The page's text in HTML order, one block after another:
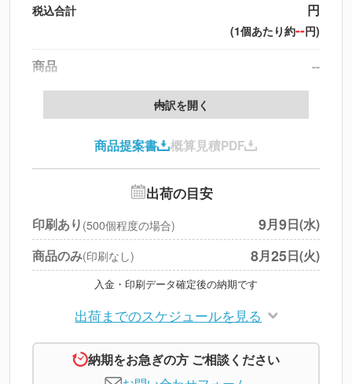
税込合計 円
(1個あたり約--円)
商品
--
製版代
印刷代
北海道・沖縄・離島 別途
円
※上記小計は税別です
内訳を開く
商品提案書 概算見積PDF
出荷の目安
印刷あり (500個程度の場合) 9月9日(水)
商品のみ(印刷なし) 8月25日(火)
入金・印刷データ確定後の納期です
出荷までのスケジュールを見る
納期をお急ぎの方 ご相談ください